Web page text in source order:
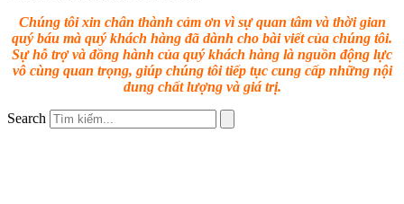
Chúng tôi xin chân thành cảm ơn vì sự quan tâm và thời gian
quý báu mà quý khách hàng đã dành cho bài viết của chúng tôi.
Sự hỗ trợ và đồng hành của quý khách hàng là nguồn động lực
vô cùng quan trọng, giúp chúng tôi tiếp tục cung cấp những nội
dung chất lượng và giá trị.
Search